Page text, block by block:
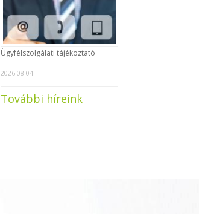
Ügyfélszolgálati tájékoztató
2026.08.04.
További híreink